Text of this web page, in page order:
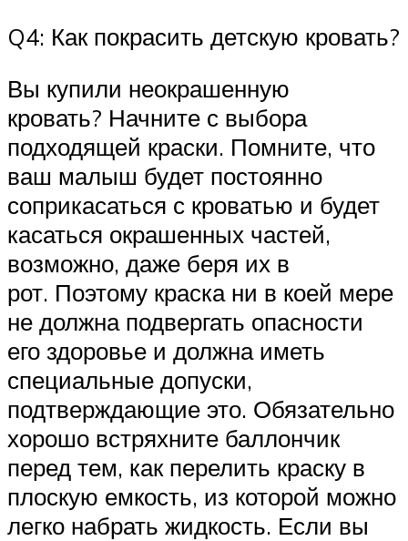
Q4: Как покрасить детскую кровать?
Вы купили неокрашенную
кровать? Начните с выбора
подходящей краски. Помните, что
ваш малыш будет постоянно
соприкасаться с кроватью и будет
касаться окрашенных частей,
возможно, даже беря их в
рот. Поэтому краска ни в коей мере
не должна подвергать опасности
его здоровье и должна иметь
специальные допуски,
подтверждающие это. Обязательно
хорошо встряхните баллончик
перед тем, как перелить краску в
плоскую емкость, из которой можно
легко набрать жидкость. Если вы